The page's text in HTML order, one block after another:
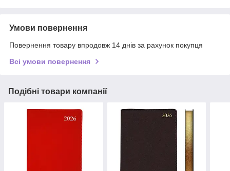
Умови повернення
Повернення товару впродовж 14 днів за рахунок покупця
Всі умови повернення
Подібні товари компанії